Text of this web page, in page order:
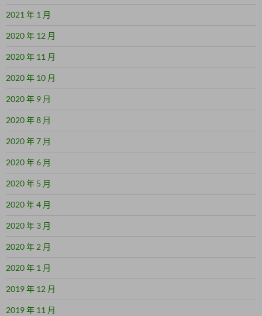
2021 年 1 月
2020 年 12 月
2020 年 11 月
2020 年 10 月
2020 年 9 月
2020 年 8 月
2020 年 7 月
2020 年 6 月
2020 年 5 月
2020 年 4 月
2020 年 3 月
2020 年 2 月
2020 年 1 月
2019 年 12 月
2019 年 11 月